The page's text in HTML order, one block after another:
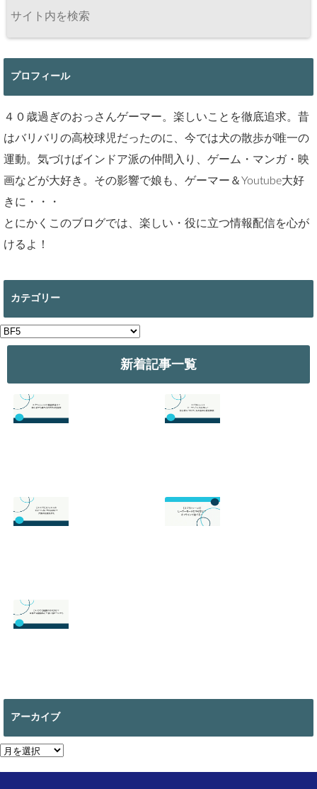
プロフィール
４０歳過ぎのおっさんゲーマー。楽しいことを徹底追求。昔
はバリバリの高校球児だったのに、今では犬の散歩が唯一の
運動。気づけばインドア派の仲間入り、ゲーム・マンガ・映
画などが大好き。その影響で娘も、ゲーマー＆Youtube大好
きに・・・
とにかくこのブログでは、楽しい・役に立つ情報配信を心が
けるよ！
カテゴリー
カ
テ
新着記事一覧
心者でも勝てるお
すすめを解説
2026.07.19
面白い！初心者向
けのやり方の基本
を徹底解説！
ボと立ち回りは？
片翼の発動条件も
2026.06.09
い道についても
アーカイブ
ア